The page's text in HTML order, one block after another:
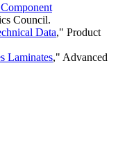
Council.
Data," Product
Laminates," Advanced